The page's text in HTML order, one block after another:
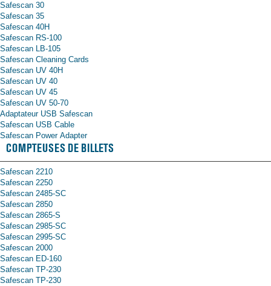
Safescan 30
Safescan 35
Safescan 40H
Safescan RS-100
Safescan LB-105
Safescan Cleaning Cards
Safescan UV 40H
Safescan UV 40
Safescan UV 45
Safescan UV 50-70
Adaptateur USB Safescan
Safescan USB Cable
Safescan Power Adapter
COMPTEUSES DE BILLETS
Safescan 2210
Safescan 2250
Safescan 2485-SC
Safescan 2850
Safescan 2865-S
Safescan 2985-SC
Safescan 2995-SC
Safescan 2000
Safescan ED-160
Safescan TP-230
Safescan TP-230